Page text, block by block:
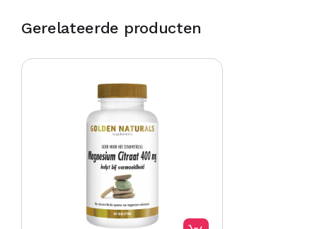
Gerelateerde producten